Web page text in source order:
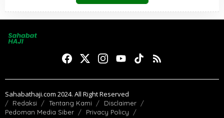
Sahabathaji.com 2024. All Right Reserved
Redaksi Tentang Kami
Disclaimer
Pedoman Media Siber
Privacy Policy